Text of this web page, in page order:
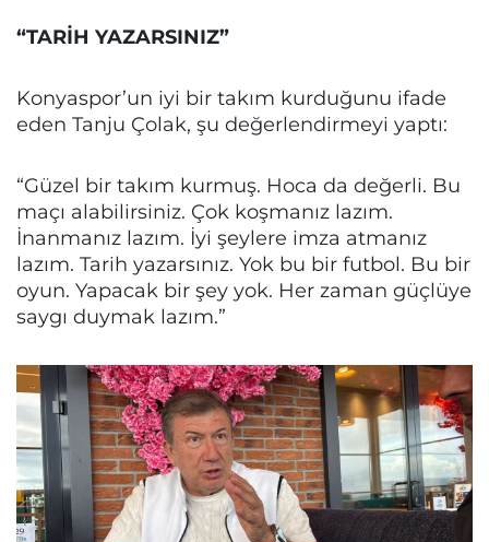
“TARİH YAZARSINIZ”
Konyaspor’un iyi bir takım kurduğunu ifade
eden Tanju Çolak, şu değerlendirmeyi yaptı:
“Güzel bir takım kurmuş. Hoca da değerli. Bu
maçı alabilirsiniz. Çok koşmanız lazım.
İnanmanız lazım. İyi şeylere imza atmanız
lazım. Tarih yazarsınız. Yok bu bir futbol. Bu bir
oyun. Yapacak bir şey yok. Her zaman güçlüye
saygı duymak lazım.”